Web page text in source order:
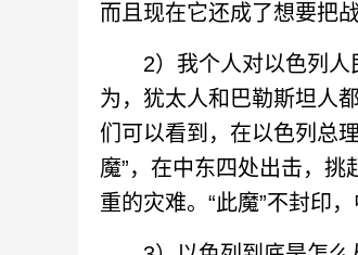
而且现在它还成了想要把
2）我个人对以色列人
为，犹太人和巴勒斯坦人
们可以看到，在以色列总
魔”，在中东四处出击，
重的灾难。“此魔”不封印，